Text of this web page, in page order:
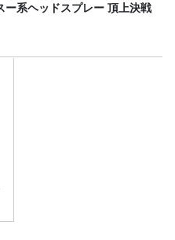
ー系ヘッドスプレー 頂上決戦